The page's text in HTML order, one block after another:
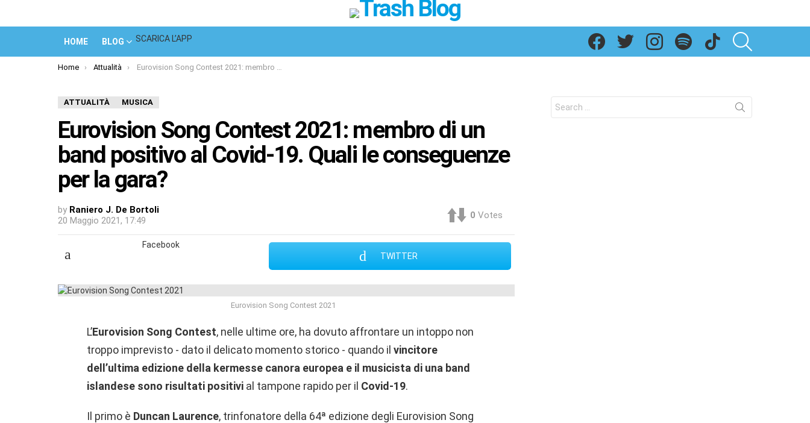
HOME BLOG SCARICA L’APP
Facebook
Twitter
Instagram
Spotify
TikTok
You are here:
Home Attualità Eurovision Song Contest 2021: membro di un band positivo al Covid-19. Quali le conseguenze per la gara?
ATTUALITÀ MUSICA
Eurovision Song Contest 2021: membro di un
band positivo al Covid-19. Quali le conseguenze
per la gara?
by Raniero J. De Bortoli
20 Maggio 2021, 17:49
0 Votes
Facebook
TWITTER
Eurovision Song Contest 2021
L’Eurovision Song Contest, nelle ultime ore, ha dovuto affrontare un intoppo non
troppo imprevisto - dato il delicato momento storico - quando il vincitore
dell’ultima edizione della kermesse canora europea e il musicista di una band
islandese sono risultati positivi al tampone rapido per il Covid-19.
Il primo è Duncan Laurence, trinfonatore della 64ª edizione degli Eurovision Song
for: